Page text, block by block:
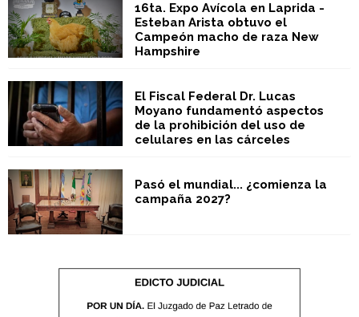
16ta. Expo Avícola en Laprida -
Esteban Arista obtuvo el
Campeón macho de raza New
Hampshire
El Fiscal Federal Dr. Lucas
Moyano fundamentó aspectos
de la prohibición del uso de
celulares en las cárceles
Pasó el mundial... ¿comienza la
campaña 2027?